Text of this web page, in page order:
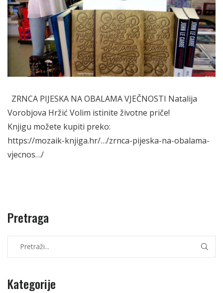
ZRNCA PIJESKA NA OBALAMA VJEČNOSTI Natalija
Vorobjova Hržić Volim istinite životne priče!
Knjigu možete kupiti preko:
https://mozaik-knjiga.hr/…/zrnca-pijeska-na-obalama-
vjecnos…/
Pretraga
Kategorije